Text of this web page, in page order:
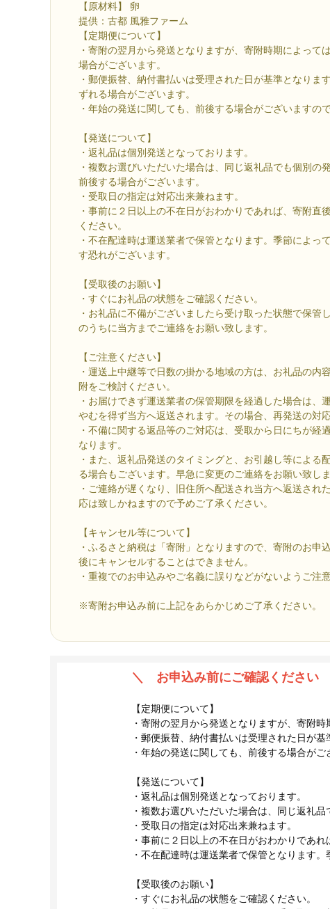
【原材料】 卵
提供：古都 風雅ファーム
【定期便について】
・寄附の翌月から発送となりますが、寄附時期によって
場合がございます。
・郵便振替、納付書払いは受理された日が基準となりま
ずれる場合がございます。
・年始の発送に関しても、前後する場合がございますの
【発送について】
・返礼品は個別発送となっております。
・複数お選びいただいた場合は、同じ返礼品でも個別の
前後する場合がございます。
・受取日の指定は対応出来兼ねます。
・事前に２日以上の不在日がおわかりであれば、寄附直
ください。
・不在配達時は運送業者で保管となります。季節によっ
す恐れがございます。
【受取後のお願い】
・すぐにお礼品の状態をご確認ください。
・お礼品に不備がございましたら受け取った状態で保管
のうちに当方までご連絡をお願い致します。
【ご注意ください】
・運送上中継等で日数の掛かる地域の方は、お礼品の内
附をご検討ください。
・お届けできず運送業者の保管期限を経過した場合は、
やむを得ず当方へ返送されます。その場合、再発送の対
・不備に関する返品等のご対応は、受取から日にちが経
なります。
・また、返礼品発送のタイミングと、お引越し等による
る場合もございます。早急に変更のご連絡をお願い致しま
・ご連絡が遅くなり、旧住所へ配送され当方へ返送され
応は致しかねますので予めご了承ください。
【キャンセル等について】
・ふるさと納税は「寄附」となりますので、寄附のお申
後にキャンセルすることはできません。
・重複でのお申込みやご名義に誤りなどがないようご注
※寄附お申込み前に上記をあらかじめご了承ください。
＼ お申込み前にご確認ください
【定期便について】
・寄附の翌月から発送となりますが、寄附
・郵便振替、納付書払いは受理された日が
・年始の発送に関しても、前後する場合がご
【発送について】
・返礼品は個別発送となっております。
・複数お選びいただいた場合は、同じ返礼
・受取日の指定は対応出来兼ねます。
・事前に２日以上の不在日がおわかりであ
・不在配達時は運送業者で保管となります
【受取後のお願い】
・すぐにお礼品の状態をご確認ください。